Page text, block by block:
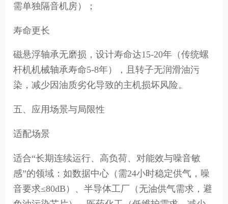
需单独隔音机房）；
寿命更长
磁悬浮轴承无磨损，设计寿命达15-20年（传统螺
杆机机械轴承寿命5-8年），且转子无润滑油污
染，减少因油质劣化导致的主机损坏风险。
五、应用场景与局限性
适配场景
适合“长期连续运行、高负荷、对能效与噪音敏
感”的领域：如数据中心（需24小时稳定供气，噪
音要求≤80dB）、半导体工厂（无油供气需求，避